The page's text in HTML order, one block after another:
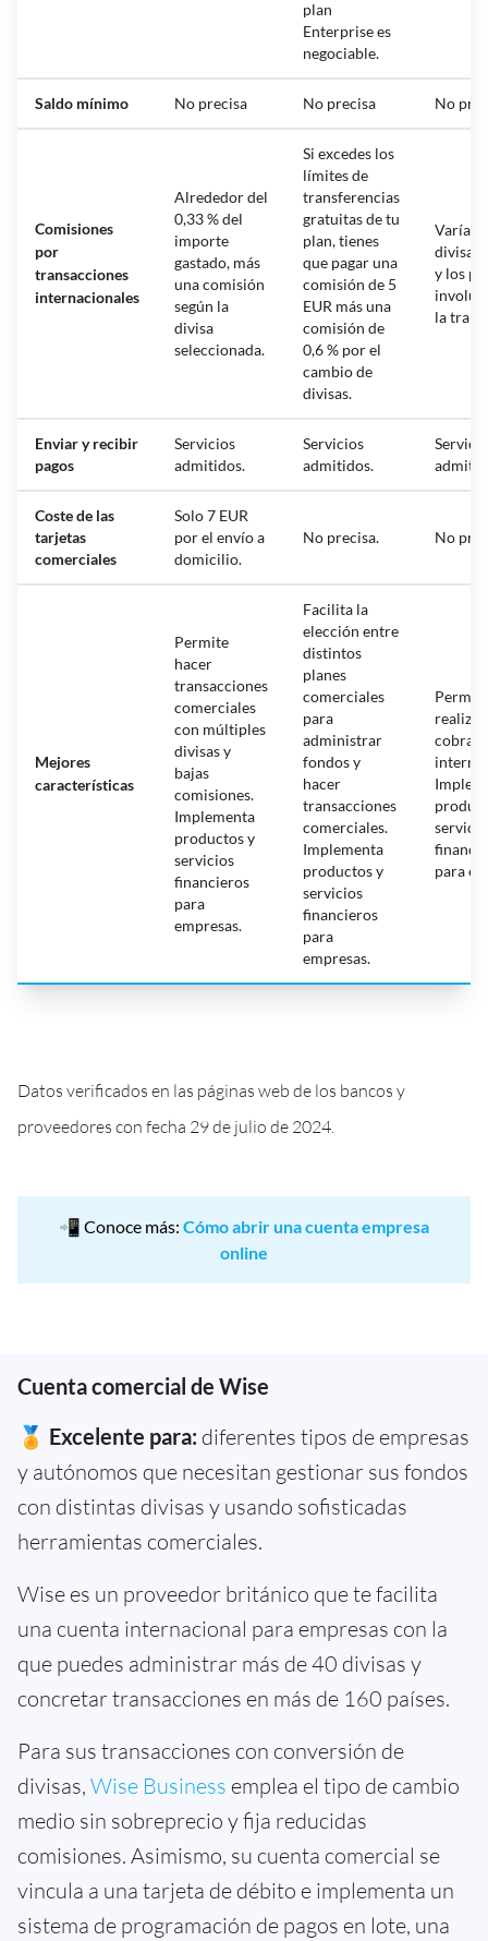
plan
Enterprise es
negociable.
Saldo mínimo No precisa No precisa No
Comisiones
por
transacciones
internacionales
Alrededor del
0,33 % del
importe
gastado, más
una comisión
según la
divisa
seleccionada.
Si excedes los
límites de
transferencias
gratuitas de tu
plan, tienes
que pagar una
comisión de 5
EUR más una
comisión de
0,6 % por el
cambio de
divisas.
Varían
divisa
y los
la
Enviar y recibir
pagos
Servicios
admitidos.
Servicios
admitidos.
Coste de las
tarjetas
comerciales
Solo 7 EUR
por el envío a
domicilio.
No precisa. No
Mejores
características
Permite
hacer
transacciones
comerciales
con múltiples
divisas y
bajas
comisiones.
Implementa
productos y
servicios
financieros
para
empresas.
Facilita la
elección entre
distintos
planes
comerciales
para
administrar
fondos y
hacer
transacciones
comerciales.
Implementa
productos y
servicios
financieros
para
empresas.
Permite
realizar
cobrar
para
Datos verificados en las páginas web de los bancos y
proveedores con fecha 29 de julio de 2024.
📲 Conoce más: Cómo abrir una cuenta empresa
online
Cuenta comercial de Wise
🏅 Excelente para: diferentes tipos de empresas
y autónomos que necesitan gestionar sus fondos
con distintas divisas y usando sofisticadas
herramientas comerciales.
Wise es un proveedor británico que te facilita
una cuenta internacional para empresas con la
que puedes administrar más de 40 divisas y
concretar transacciones en más de 160 países.
Para sus transacciones con conversión de
divisas, Wise Business emplea el tipo de cambio
medio sin sobreprecio y fija reducidas
comisiones. Asimismo, su cuenta comercial se
vincula a una tarjeta de débito e implementa un
sistema de programación de pagos en lote, una